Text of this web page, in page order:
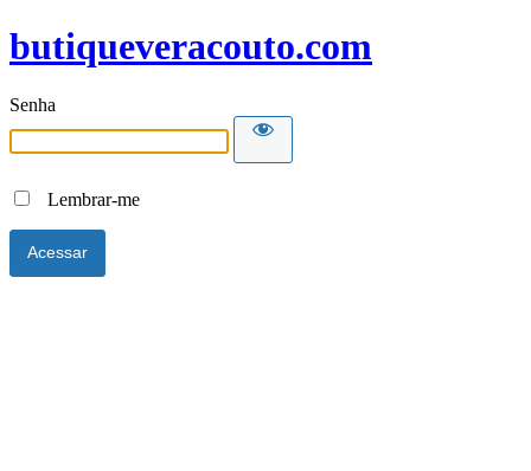
butiqueveracouto.com
Senha
Lembrar-me